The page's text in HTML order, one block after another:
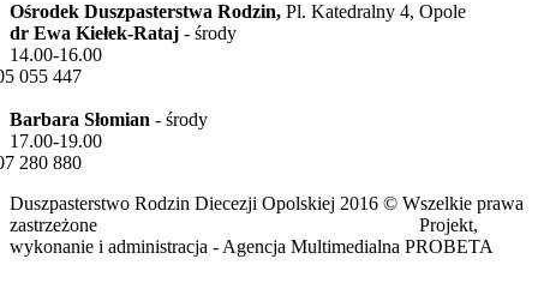
Ośrodek Duszpasterstwa Rodzin, Pl. Katedralny 4, Opole
dr Ewa Kiełek-Rataj - środy
14.00-16.00
055 447
Barbara Słomian - środy
17.00-19.00
280 880
Duszpasterstwo Rodzin Diecezji Opolskiej 2016 © Wszelkie prawa
zastrzeżone Projekt,
wykonanie i administracja - Agencja Multimedialna PROBETA